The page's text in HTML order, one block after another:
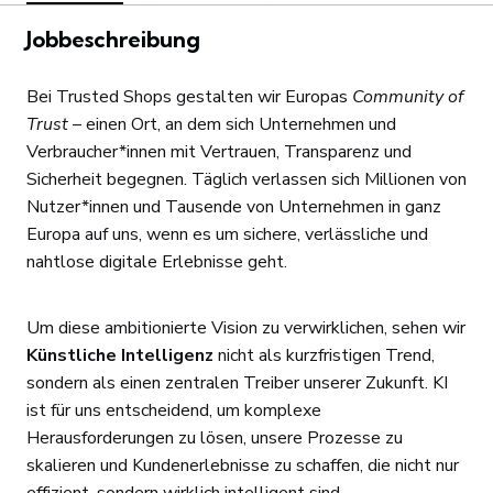
Jobbeschreibung
Bei Trusted Shops gestalten wir Europas Community of
Trust– einen Ort, an dem sich Unternehmen und
Verbraucher*innen mit Vertrauen, Transparenz und
Sicherheit begegnen. Täglich verlassen sich Millionen von
Nutzer*innen und Tausende von Unternehmen in ganz
Europa auf uns, wenn es um sichere, verlässliche und
nahtlose digitale Erlebnisse geht.
Um diese ambitionierte Vision zu verwirklichen, sehen wir
Künstliche Intelligenz nicht als kurzfristigen Trend,
sondern als einen zentralen Treiber unserer Zukunft. KI
ist für uns entscheidend, um komplexe
Herausforderungen zu lösen, unsere Prozesse zu
skalieren und Kundenerlebnisse zu schaffen, die nicht nur